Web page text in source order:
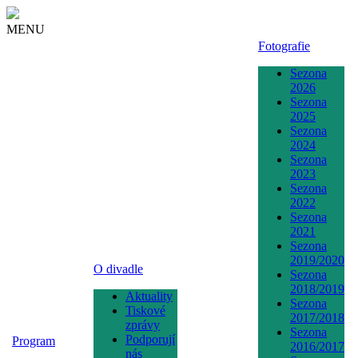
MENU
Program
O divadle
Aktuality
Tiskové
zprávy
Podporují
nás
Fotografie
Sezona
2026
Sezona
2025
Sezona
2024
Sezona
2023
Sezona
2022
Sezona
2021
Sezona
2019/2020
Sezona
2018/2019
Sezona
2017/2018
Sezona
2016/2017